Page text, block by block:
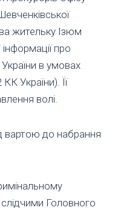
жительку Ізюм
про
в умовах
України). Її
волі.
вартою до набрання
Головного